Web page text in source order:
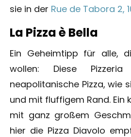
sie in der Rue de Tabora 2,
La Pizza è Bella
Ein Geheimtipp für alle,
wollen: Diese
neapolitanische Pizza, wie
und mit fluffigem Rand. Ein
mit ganz großem
hier die Pizza Diavolo